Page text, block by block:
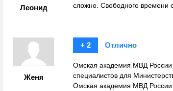
Леонид
сложно. Свободного времени
Женя
+ 2 Отлично
Омская академия МВД
специалистов для
Омская академия МВД